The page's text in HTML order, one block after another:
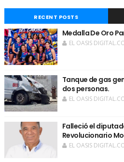
RECENT POSTS
Medalla De Oro
EL OASIS
Tanque de gas
dos personas.
EL OASIS
Falleció el
Revolucionario
EL OASIS